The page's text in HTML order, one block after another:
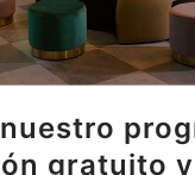
gratuito